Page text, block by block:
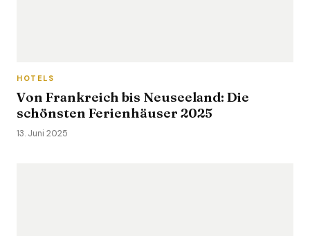
HOTELS
Von Frankreich bis Neuseeland: Die
schönsten Ferienhäuser 2025
13. Juni 2025